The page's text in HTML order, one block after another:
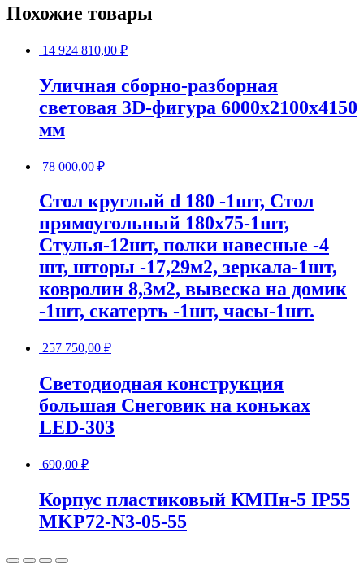
Похожие товары
14 924 810,00 ₽
Уличная сборно-разборная
световая 3D-фигура 6000х2100х4150
мм
78 000,00 ₽
Стол круглый d 180 -1шт, Стол
прямоугольный 180х75-1шт,
Стулья-12шт, полки навесные -4
шт, шторы -17,29м2, зеркала-1шт,
ковролин 8,3м2, вывеска на домик
-1шт, скатерть -1шт, часы-1шт.
257 750,00 ₽
Светодиодная конструкция
большая Снеговик на коньках
LED-303
690,00 ₽
Корпус пластиковый КМПн-5 IP55
MKP72-N3-05-55